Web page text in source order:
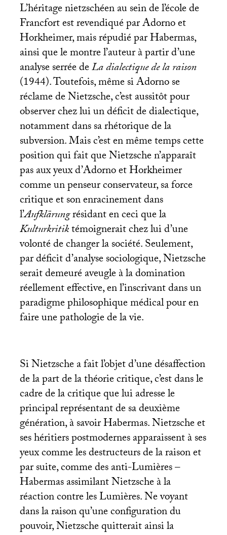
L’héritage nietzschéen au sein de l’école de
Francfort est revendiqué par Adorno et
Horkheimer, mais répudié par Habermas,
ainsi que le montre l’auteur à partir d’une
analyse serrée deLa dialectique de la raison
(1944). Toutefois, même si Adorno se
réclame de Nietzsche, c’est aussitôt pour
observer chez lui un déficit de dialectique,
notamment dans sa rhétorique de la
subversion. Mais c’est en même temps cette
position qui fait que Nietzsche n’apparaît
pas aux yeux d’Adorno et Horkheimer
comme un penseur conservateur, sa force
critique et son enracinement dans
l’Aufklärungrésidant en ceci que la
Kulturkritiktémoignerait chez lui d’une
volonté de changer la société. Seulement,
par déficit d’analyse sociologique, Nietzsche
serait demeuré aveugle à la domination
réellement effective, en l’inscrivant dans un
paradigme philosophique médical pour en
faire une pathologie de la vie.
Si Nietzsche a fait l’objet d’une désaffection
de la part de la théorie critique, c’est dans le
cadre de la critique que lui adresse le
principal représentant de sa deuxième
génération, à savoir Habermas. Nietzsche et
ses héritiers postmodernes apparaissent à ses
yeux comme les destructeurs de la raison et
par suite, comme des anti-Lumières –
Habermas assimilant Nietzsche à la
réaction contre les Lumières. Ne voyant
dans la raison qu’une configuration du
pouvoir, Nietzsche quitterait ainsi la